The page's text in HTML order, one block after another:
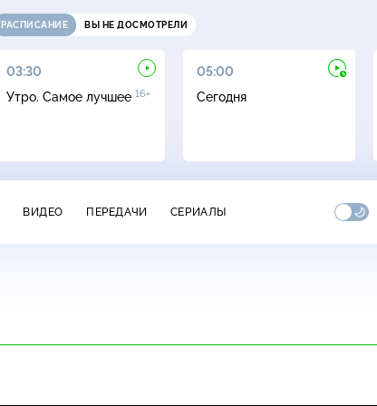
РАСПИСАНИЕ ВЫ НЕ ДОСМОТРЕЛИ
03:30
Утро. Самое лучшее 16+
05:00
Сегодня
ВИДЕО ПЕРЕДАЧИ СЕРИАЛЫ